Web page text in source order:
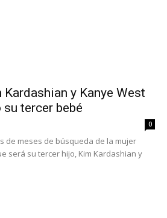
y Kanye West
tercer bebé
0
de meses de búsqueda de la mujer
será su tercer hijo, Kim Kardashian y